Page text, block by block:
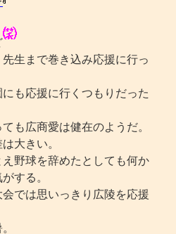
生まで巻き込み応援に行っ
も応援に行くつもりだった
も広商愛は健在のようだ。
大きい。
野球を辞めたとしても何か
する。
では思いっきり広陵を応援